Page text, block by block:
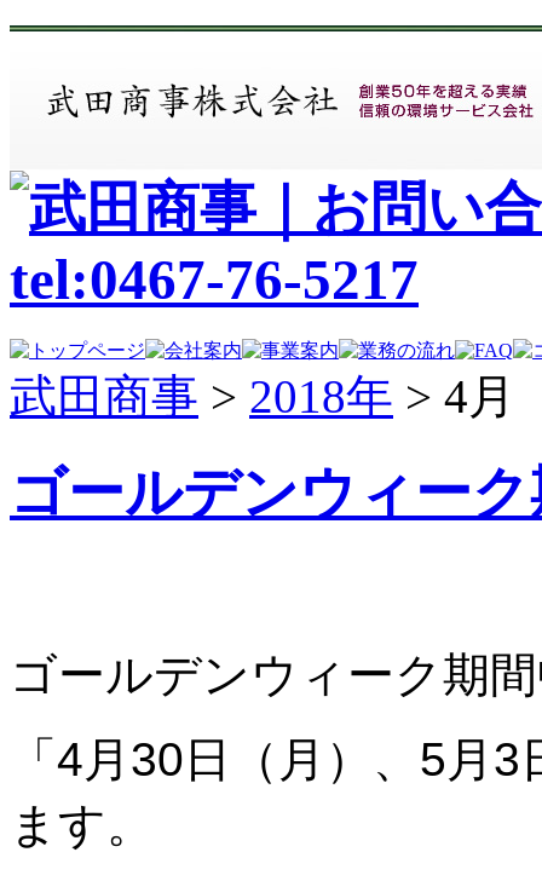
武田商事 > 2018年 > 4月
ゴールデンウィー
ゴールデンウィーク期
「4月30日（月）、5月
ます。